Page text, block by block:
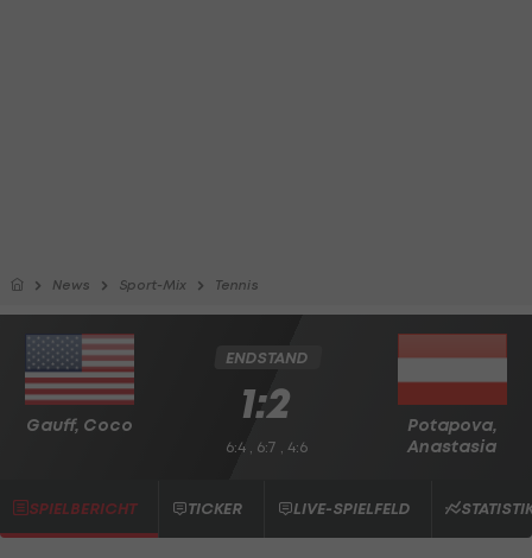
News Sport-Mix Tennis
Gauff, Coco
Potapova,
Anastasia
ENDSTAND
1:2
6:4 , 6:7 , 4:6
SPIELBERICHT TICKER LIVE-SPIELFELD